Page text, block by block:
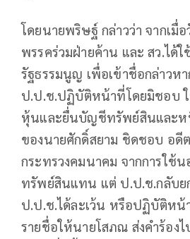
โดยนายพริษฐ์ กล่าวว่า จากเมื่
พรรคร่วมฝ่ายค้าน และ สว.ได้
รัฐธรรมนูญ เพื่อเข้าชื่อกล่าวหา
ป.ป.ช.ปฏิบัติหน้าที่โดยมิชอบ
หุ้นและยื่นบัญชีทรัพย์สินและห
ของนายศักดิ์สยาม ชิดชอบ อดี
กระทรวงคมนาคม จากการใช้
ทรัพย์สินแทน แต่ ป.ป.ช.กลับยก
ป.ป.ช.ได้ละเว้น หรือปฏิบัติหน้
รายชื่อให้นายโสภณ ส่งคำร้อง